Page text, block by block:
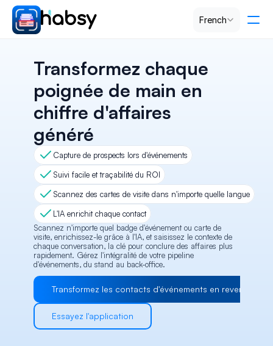
French
PRODUCT
Design
Content
Publish
RESOURCES
Careers
Transformez chaque
poignée de main en
chiffre d'affaires
généré
Capture de prospects lors d'événements
Suivi facile et traçabilité du ROI
Scannez des cartes de visite dans n'importe quelle langue
L'IA enrichit chaque contact
Scannez n'importe quel badge d'événement ou carte de
visite, enrichissez-le grâce à l'IA, et saisissez le contexte de
chaque conversation, la clé pour conclure des affaires plus
rapidement. Gérez l'intégralité de votre pipeline
d'événements, du stand au back-office.
Transformez les contacts d'événements en revenus
Essayez l'application